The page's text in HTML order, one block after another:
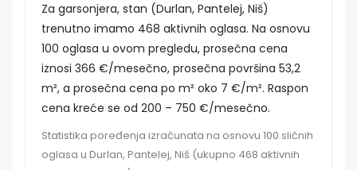
Za garsonjera, stan (Durlan, Pantelej, Niš)
trenutno imamo 468 aktivnih oglasa. Na osnovu
100 oglasa u ovom pregledu, prosečna cena
iznosi 366 €/mesečno, prosečna površina 53,2
m², a prosečna cena po m² oko 7 €/m². Raspon
cena kreće se od 200 – 750 €/mesečno.
Statistika poređenja izračunata na osnovu 100 sličnih
oglasa u Durlan, Pantelej, Niš (ukupno 468 aktivnih